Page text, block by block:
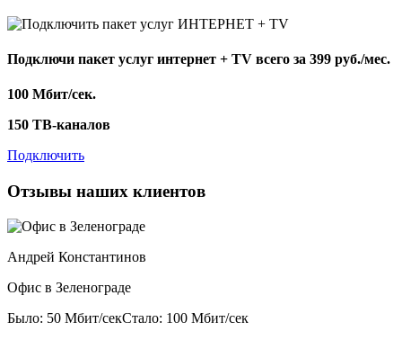
Подключи пакет услуг интернет + TV всего за 399 руб./мес.
100 Мбит/сек.
150 ТВ-каналов
Подключить
Отзывы наших клиентов
Андрей Константинов
Офис в Зеленограде
Было: 50 Мбит/секСтало: 100 Мбит/сек